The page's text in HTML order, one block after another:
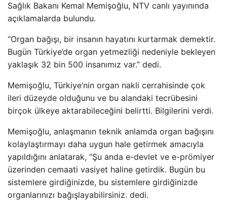
Sağlık Bakanı Kemal Memişoğlu, NTV canlı yayınında
açıklamalarda bulundu.
“Organ bağışı, bir insanın hayatını kurtarmak demektir.
Bugün Türkiye’de organ yetmezliği nedeniyle bekleyen
yaklaşık 32 bin 500 insanımız var.” dedi.
Memişoğlu, Türkiye’nin organ nakli cerrahisinde çok
ileri düzeyde olduğunu ve bu alandaki tecrübesini
birçok ülkeye aktarabileceğini belirtti. Bilgilerini verdi.
Memişoğlu, anlaşmanın teknik anlamda organ bağışını
kolaylaştırmayı daha uygun hale getirmek amacıyla
yapıldığını anlatarak, “Şu anda e-devlet ve e-prömiyer
üzerinden cemaati vasiyet haline getirdik. Bugün bu
sistemlere girdiğinizde, bu sistemlere girdiğinizde
organlarınızı bağışlayabilirsiniz. dedi.